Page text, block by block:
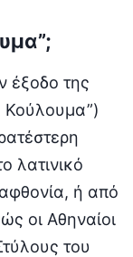
έξοδο της
Κούλουμα”)
λατινικό
ή από
οι Αθηναίοι
του